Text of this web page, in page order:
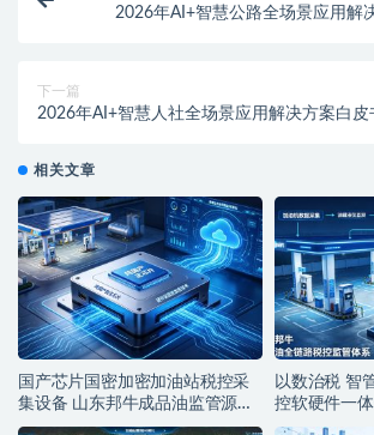
2026年AI+智慧公路全场景应用解
下一篇
2026年AI+智慧人社全场景应用解决方案白皮
相关文章
国产芯片国密加密加油站税控采
集设备 山东邦牛成品油监管源头
厂家
以数治税 智
控软硬件一
油全链条监管